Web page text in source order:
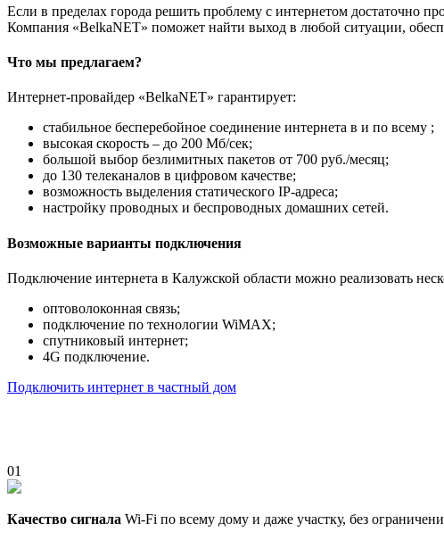
Если в пределах города решить проблему с интернетом достаточно
Компания «BelkaNET» поможет найти выход в любой ситуации,
Что мы предлагаем?
Интернет-провайдер «BelkaNET» гарантирует:
стабильное бесперебойное соединение интернета в и по всему ;
высокая скорость – до 200 Мб/сек;
большой выбор безлимитных пакетов от 700 руб./месяц;
до 130 телеканалов в цифровом качестве;
возможность выделения статического IP-адреса;
настройку проводных и беспроводных домашних сетей.
Возможные варианты подключения
Подключение интернета в Калужской области можно реализовать
оптоволоконная связь;
подключение по технологии WiMAX;
спутниковый интернет;
4G подключение.
Подключить интернет в частный дом
01
Качество сигнала Wi-Fi по всему дому и даже участку, без